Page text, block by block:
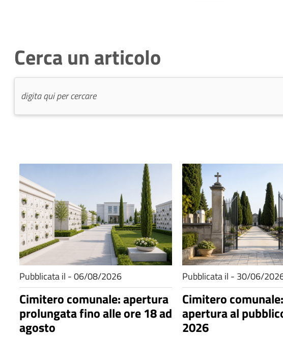
Cerca un articolo
Pubblicata il - 06/08/2026
Cimitero comunale: apertura
prolungata fino alle ore 18 ad
agosto
Pubblicata il - 30/06/
Cimitero
apertura al
2026